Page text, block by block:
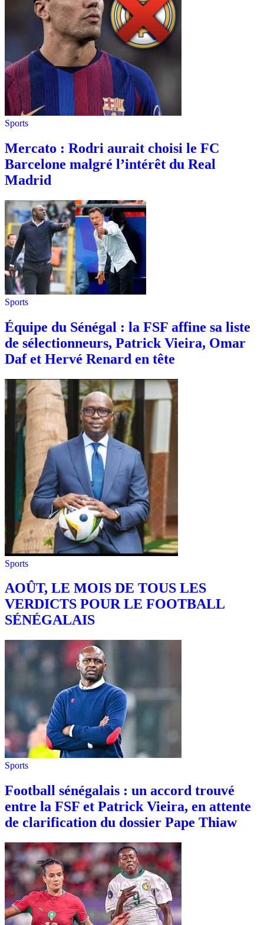
Sports
Mercato : Rodri aurait choisi le FC
Barcelone malgré l’intérêt du Real
Madrid
Sports
Équipe du Sénégal : la FSF affine sa liste
de sélectionneurs, Patrick Vieira, Omar
Daf et Hervé Renard en tête
Sports
AOÛT, LE MOIS DE TOUS LES
VERDICTS POUR LE FOOTBALL
SÉNÉGALAIS
Sports
Football sénégalais : un accord trouvé
entre la FSF et Patrick Vieira, en attente
de clarification du dossier Pape Thiaw